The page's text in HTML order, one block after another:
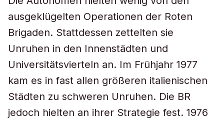
ausgeklügelten Operationen der Roten
Brigaden. Stattdessen zettelten sie
Unruhen in den Innenstädten und
Universitätsvierteln an. Im Frühjahr 1977
kam es in fast allen größeren italienischen
Städten zu schweren Unruhen. Die BR
jedoch hielten an ihrer Strategie fest. 1976